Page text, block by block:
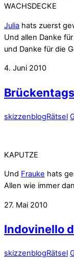
WACHSDECKE
Julia hats zuerst
Und allen Danke
und Danke für die
4. Juni 2010
skizzenblogRätsel
KAPUTZE
Und Frauke hats
Allen wie immer
27. Mai 2010
Indovinello
skizzenblogRätsel